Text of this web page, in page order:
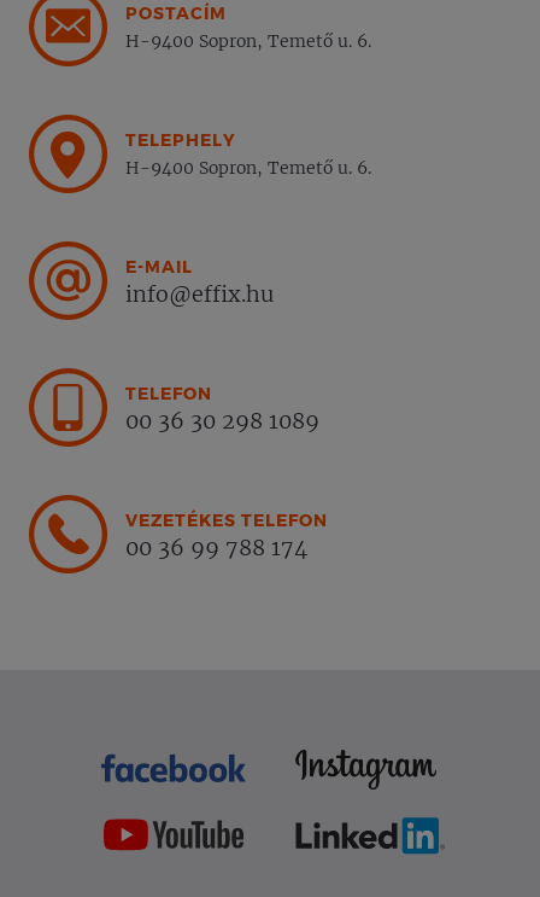
POSTACÍM
H-9400 Sopron, Temető u. 6.
TELEPHELY
H-9400 Sopron, Temető u. 6.
E-MAIL
info@effix.hu
TELEFON
00 36 30 298 1089
VEZETÉKES TELEFON
00 36 99 788 174